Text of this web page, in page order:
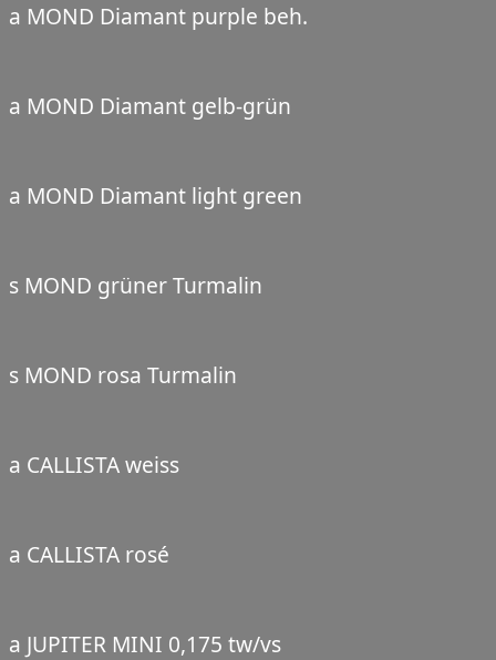
a MOND Diamant purple beh.
a MOND Diamant gelb-grün
a MOND Diamant light green
s MOND grüner Turmalin
s MOND rosa Turmalin
a CALLISTA weiss
a CALLISTA rosé
a JUPITER MINI 0,175 tw/vs